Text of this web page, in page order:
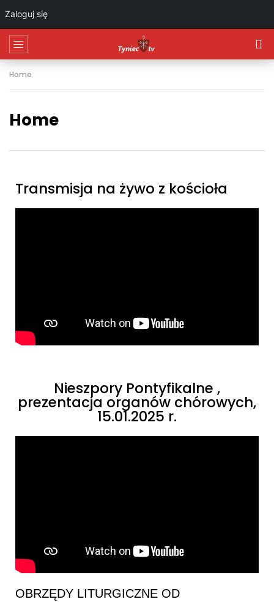
Zaloguj się
Home
Home
Transmisja na żywo z kościoła
Nieszpory Pontyfikalne ,
prezentacja organów chórowych,
15.01.2025 r.
OBRZĘDY LITURGICZNE OD